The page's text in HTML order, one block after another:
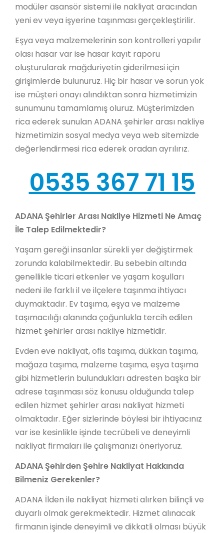
modüler asansör sistemi ile nakliyat aracından
yeni ev veya işyerine taşınması gerçekleştirilir.
Eşya veya malzemelerinin son kontrolleri yapılır
olası hasar var ise hasar kayıt raporu
oluşturularak mağduriyetin giderilmesi için
girişimlerde bulunuruz. Hiç bir hasar ve sorun yok
ise müşteri onayı alındıktan sonra hizmetimizin
sunumunu tamamlamış oluruz. Müşterimizden
rica ederek sunulan ADANA şehirler arası nakliye
hizmetimizin sosyal medya veya web sitemizde
değerlendirmesi rica ederek oradan ayrılırız.
0535 367 71 15
ADANA Şehirler Arası Nakliye Hizmeti Ne Amaç
İle Talep Edilmektedir?
Yaşam gereği insanlar sürekli yer değiştirmek
zorunda kalabilmektedir. Bu sebebin altında
genellikle ticari etkenler ve yaşam koşulları
nedeni ile farklı il ve ilçelere taşınma ihtiyacı
duymaktadır. Ev taşıma, eşya ve malzeme
taşımacılığı alanında çoğunlukla tercih edilen
hizmet şehirler arası nakliye hizmetidir.
Evden eve nakliyat, ofis taşıma, dükkan taşıma,
mağaza taşıma, malzeme taşıma, eşya taşıma
gibi hizmetlerin bulundukları adresten başka bir
adrese taşınması söz konusu olduğunda talep
edilen hizmet şehirler arası nakliyat hizmeti
olmaktadır. Eğer sizlerinde böylesi bir ihtiyacınız
var ise kesinlikle işinde tecrübeli ve deneyimli
nakliyat firmaları ile çalışmanızı öneriyoruz.
ADANA Şehirden Şehire Nakliyat Hakkında
Bilmeniz Gerekenler?
ADANA İlden ile nakliyat hizmeti alırken bilinçli ve
duyarlı olmak gerekmektedir. Hizmet alınacak
firmanın işinde deneyimli ve dikkatli olması büyük